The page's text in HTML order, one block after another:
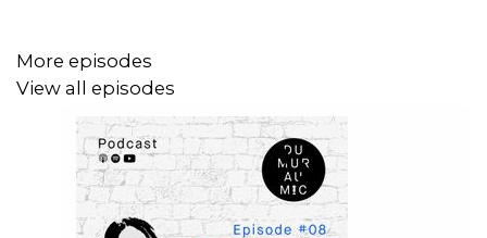
@DuMurAuMic
@galerie.thewall51
Animateurs : Catherine Dumas et Adrien Terrier
More episodes
View all episodes